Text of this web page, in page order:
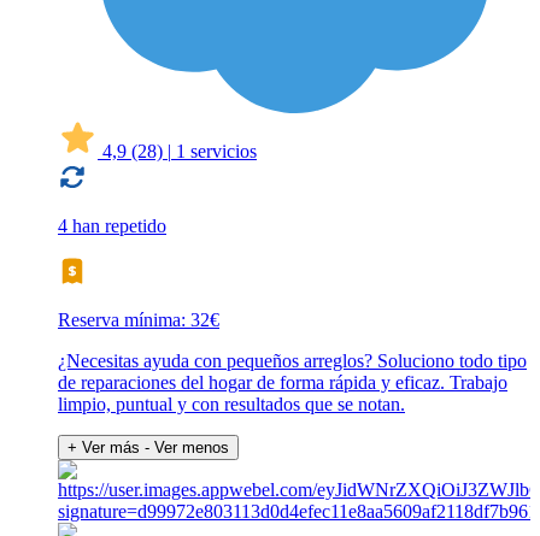
4,9 (28) | 1 servicios
4 han repetido
Reserva mínima: 32€
¿Necesitas ayuda con pequeños arreglos? Soluciono todo tipo
de reparaciones del hogar de forma rápida y eficaz. Trabajo
limpio, puntual y con resultados que se notan.
+ Ver más - Ver menos